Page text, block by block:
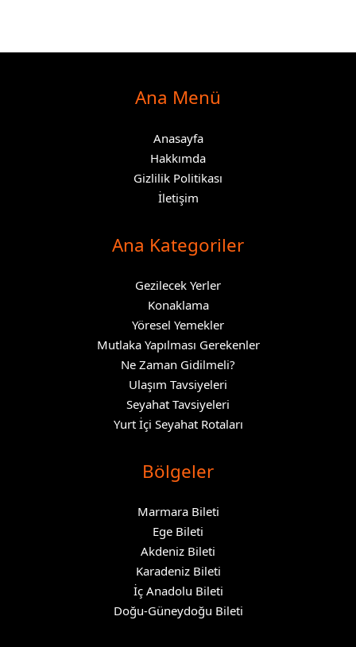
Ana Menü
Anasayfa
Hakkımda
Gizlilik Politikası
İletişim
Ana Kategoriler
Gezilecek Yerler
Konaklama
Yöresel Yemekler
Mutlaka Yapılması Gerekenler
Ne Zaman Gidilmeli?
Ulaşım Tavsiyeleri
Seyahat Tavsiyeleri
Yurt İçi Seyahat Rotaları
Bölgeler
Marmara Bileti
Ege Bileti
Akdeniz Bileti
Karadeniz Bileti
İç Anadolu Bileti
Doğu-Güneydoğu Bileti